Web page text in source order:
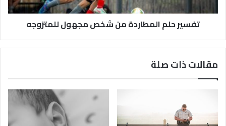
تفسير حلم المطاردة من شخص مجهول للمتزوجه
مقالات ذات صلة